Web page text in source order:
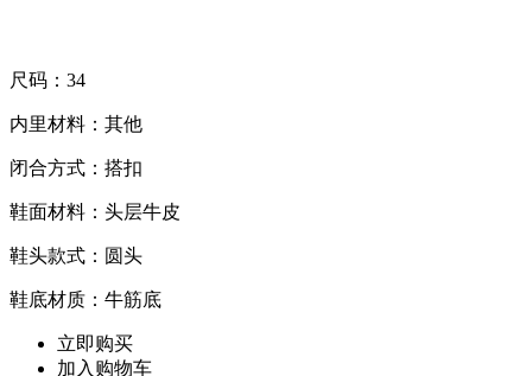
尺码：34
内里材料：其他
闭合方式：搭扣
鞋面材料：头层牛皮
鞋头款式：圆头
鞋底材质：牛筋底
立即购买
加入购物车